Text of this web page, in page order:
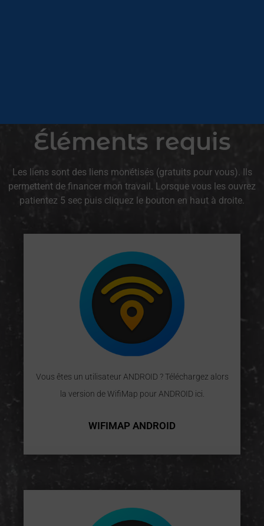
Éléments requis
Les liens sont des liens monétisés (gratuits pour vous). Ils
permettent de financer mon travail. Lorsque vous les ouvrez
patientez 5 sec puis cliquez le bouton en haut à droite.
Vous êtes un utilisateur ANDROID ? Téléchargez alors
la version de WifiMap pour ANDROID ici.
WIFIMAP ANDROID